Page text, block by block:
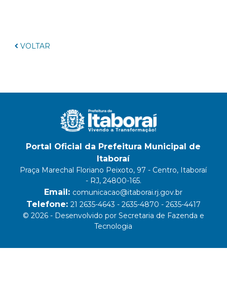
VOLTAR
Portal Oficial da Prefeitura Municipal de
Itaboraí
Praça Marechal Floriano Peixoto, 97 - Centro, Itaboraí
- RJ, 24800-165.
Email: comunicacao@itaborai.rj.gov.br
Telefone: 21 2635-4643 - 2635-4870 - 2635-4417
© 2026 - Desenvolvido por Secretaria de Fazenda e
Tecnologia